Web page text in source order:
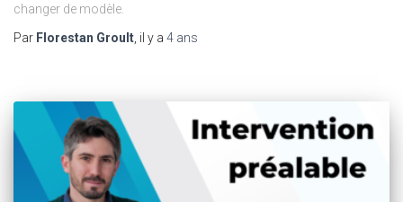
changer de modèle.
Par Florestan Groult , il y a 4 ans